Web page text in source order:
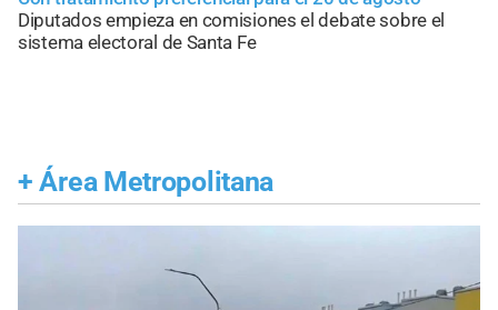
Diputados empieza en comisiones el debate sobre el
sistema electoral de Santa Fe
+ Área Metropolitana